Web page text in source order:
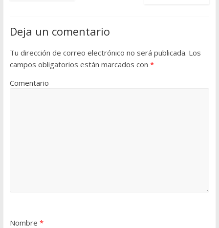
Deja un comentario
Tu dirección de correo electrónico no será publicada. Los
campos obligatorios están marcados con *
Comentario
Nombre *